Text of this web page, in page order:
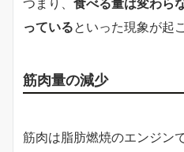
つまり、 食べる量は変わら
っているといった現象が起
筋肉量の減少
筋肉は脂肪燃焼のエンジンで